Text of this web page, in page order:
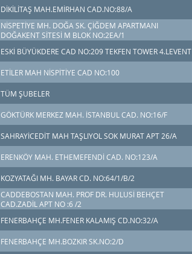
DİKİLİTAŞ MAH.EMİRHAN CAD.NO:88/A
NİSPETİYE MH. DOĞA SK. ÇİĞDEM APARTMANI
DOĞAKENT SİTESİ M BLOK NO:2EA/1
ESKİ BÜYÜKDERE CAD NO:209 TEKFEN TOWER 4.LEVENT
ETİLER MAH NİSPİTİYE CAD NO:100
TÜM ŞUBELER
GÖKTÜRK MERKEZ MAH. İSTANBUL CAD. NO:16/F
SAHRAYİCEDİT MAH TAŞLIYOL SOK MURAT APT 26/A
ERENKÖY MAH. ETHEMEFENDİ CAD. NO:123/A
KOZYATAĞI MH. BAYAR CD. NO:64/1/B/2
CADDEBOSTAN MAH. PROF DR. HULUSİ BEHÇET
CAD.ZADİL APT NO :6 /2
FENERBAHÇE MH.FENER KALAMIŞ CD.NO:32/A
FENERBAHÇE MH.BOZKIR SK.NO:2/D